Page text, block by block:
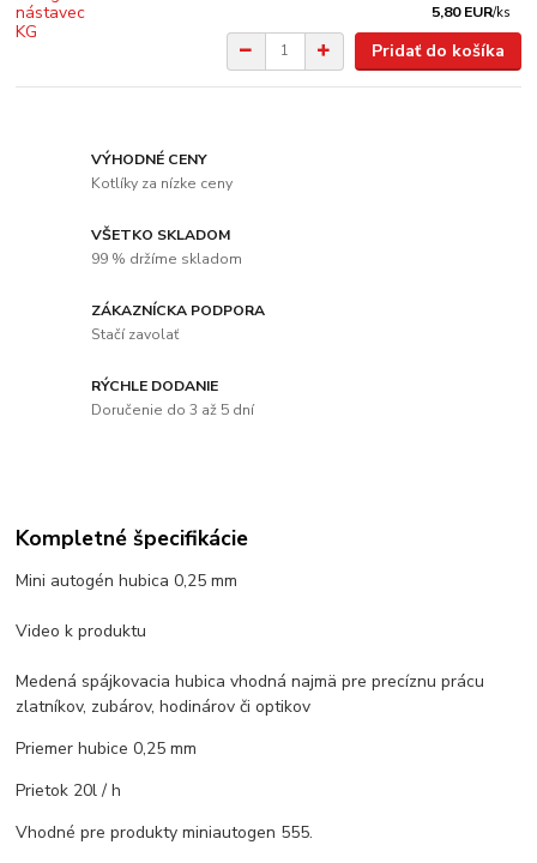
5,80 EUR/ks
Pridať do košíka
VÝHODNÉ CENY
Kotlíky za nízke ceny
VŠETKO SKLADOM
99 % držíme skladom
ZÁKAZNÍCKA PODPORA
Stačí zavolať
RÝCHLE DODANIE
Doručenie do 3 až 5 dní
Kompletné špecifikácie
Mini autogén hubica 0,25 mm
Video k produktu
Medená spájkovacia hubica vhodná najmä pre precíznu prácu
zlatníkov, zubárov, hodinárov či optikov
Priemer hubice 0,25 mm
Prietok 20l / h
Vhodné pre produkty miniautogen 555.